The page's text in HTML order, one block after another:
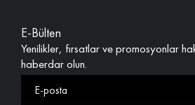
E-Bülten
Yenilikler, fırsatlar ve promosyonlar
haberdar olun.